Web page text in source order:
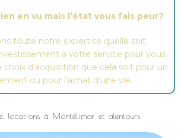
en vu mais l’état vous fais peur?
toute notre expertise quelle soit
à votre service pour vous
d’acquisition que cela soit pour un
ou pour l’achat d’une vie.
locations à Montélimar et alentours